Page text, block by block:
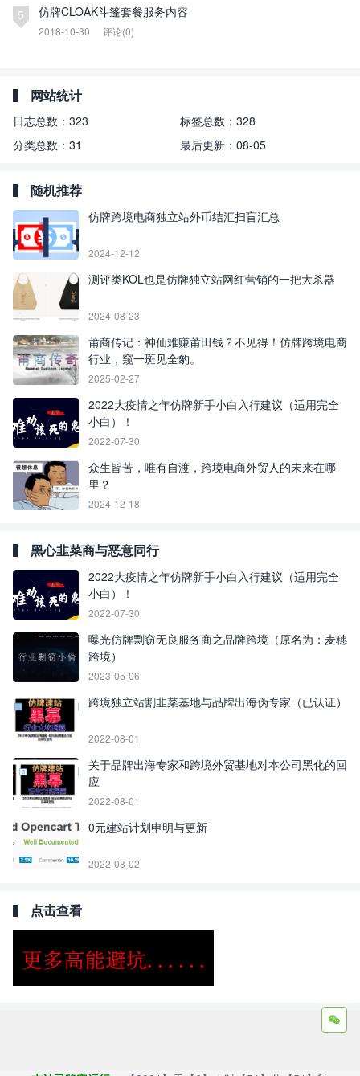
5 仿牌CLOAK斗篷套餐服务内容
2018-10-30 评论(0)
网站统计
日志总数： 323 标签总数： 328
分类总数： 31 最后更新： 08-05
随机推荐
仿牌跨境电商独立站外币结汇扫盲汇总
2024-12-12
测评类KOL也是仿牌独立站网红营销的一把大杀器
2024-08-23
莆商传记：神仙难赚莆田钱？不见得！仿牌跨境电商
行业，窥一斑见全豹。
2025-02-27
2022大疫情之年仿牌新手小白入行建议（适用完全
小白）！
2022-07-30
众生皆苦，唯有自渡，跨境电商外贸人的未来在哪
里？
2024-12-18
黑心韭菜商与恶意同行
2022大疫情之年仿牌新手小白入行建议（适用完全
小白）！
2022-07-30
曝光仿牌剽窃无良服务商之品牌跨境（原名为：麦穗
跨境）
2023-05-06
跨境独立站割韭菜基地与品牌出海伪专家（已认证）
2022-08-01
关于品牌出海专家和跨境外贸基地对本公司黑化的回
应
2022-08-01
0元建站计划申明与更新
2022-08-02
点击查看
Copyright ©2009 - 2023 | GOD和他的朋友们 - 100%原创仿牌行业